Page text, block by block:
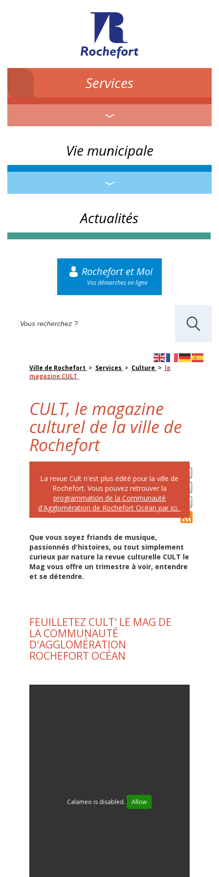
Services
Vie municipale
Actualités
Rochefort et Moi
Vos démarches en ligne
Ville de Rochefort > Services > Culture > le
magazine CULT_
CULT, le magazine
culturel de la ville de
Rochefort
La revue Cult n'est plus édité pour la ville de
Rochefort. Vous pouvez retrouver la
programmation de la Communauté
d'Agglomération de Rochefort Océan par ici.
Que vous soyez friands de musique,
passionnés d'histoires, ou tout simplement
curieux par nature la revue culturelle CULT le
Mag vous offre un trimestre à voir, entendre
et se détendre.
FEUILLETEZ CULT' LE MAG DE
LA COMMUNAUTÉ
D'AGGLOMÉRATION
ROCHEFORT OCÉAN
Calameo is disabled. Allow